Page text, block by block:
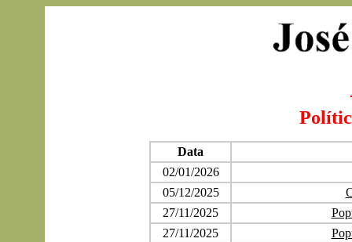
Data
02/01/2026
05/12/2025
27/11/2025
27/11/2025